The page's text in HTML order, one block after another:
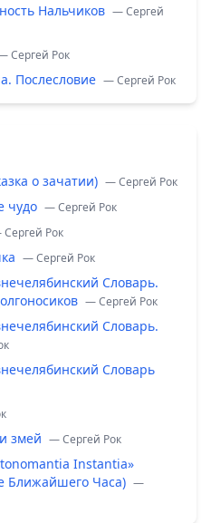
Нальчиков — Сергей
Сергей Рок
Послесловие — Сергей Рок
о зачатии) — Сергей Рок
чудо — Сергей Рок
Рок
— Сергей Рок
Словарь.
— Сергей Рок
Словарь.
Словарь
змей — Сергей Рок
Instantia»
Ближайшего Часа) —